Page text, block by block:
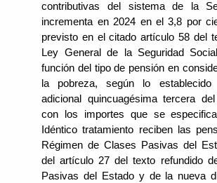
contributivas del sistema de la
incrementa en 2024 en el 3,8 por
previsto en el citado artículo 58 del
Ley General de la Seguridad
función del tipo de pensión en
la pobreza, según lo
adicional quincuagésima tercera
con los importes que se
Idéntico tratamiento reciben las
Régimen de Clases Pasivas del
del artículo 27 del texto refundido
Pasivas del Estado y de la nueva